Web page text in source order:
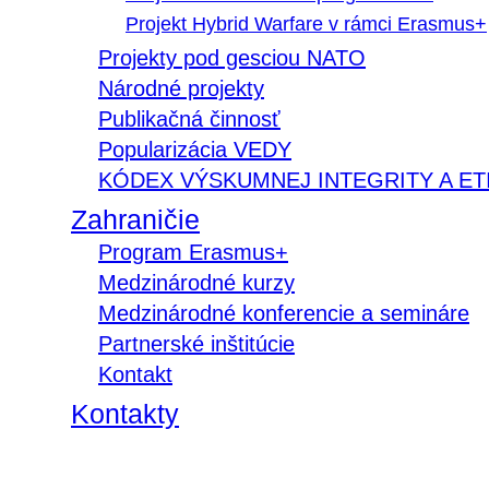
Projekt Hybrid Warfare v rámci Erasmus+
Projekty pod gesciou NATO
Národné projekty
Publikačná činnosť
Popularizácia VEDY
KÓDEX VÝSKUMNEJ INTEGRITY A
Zahraničie
Program Erasmus+
Medzinárodné kurzy
Medzinárodné konferencie a semináre
Partnerské inštitúcie
Kontakt
Kontakty